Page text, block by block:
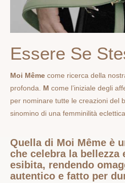
Essere Se
Moi Même come ricerca della
profonda. M come l’iniziale degli
per nominare tutte le creazioni del
sinomino di una femminilità
Quella di Moi Même è
che celebra la bellezza
esibita, rendendo
autentico e fatto per